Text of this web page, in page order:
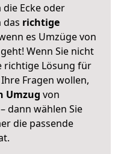
Ecke oder
das richtige
es Umzüge von
Wenn Sie nicht
richtige Lösung für
Fragen wollen,
Umzug von
dann wählen Sie
die passende